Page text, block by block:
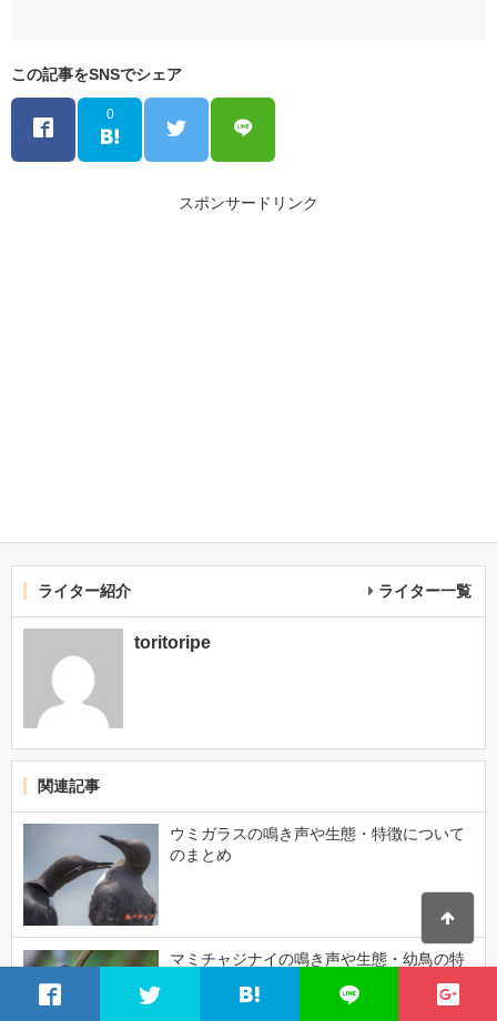
この記事をSNSでシェア
0
スポンサードリンク
ライター紹介 ライター一覧
toritoripe
関連記事
ウミガラスの鳴き声や生態・特徴について
のまとめ
マミチャジナイの鳴き声や生態・幼鳥の特